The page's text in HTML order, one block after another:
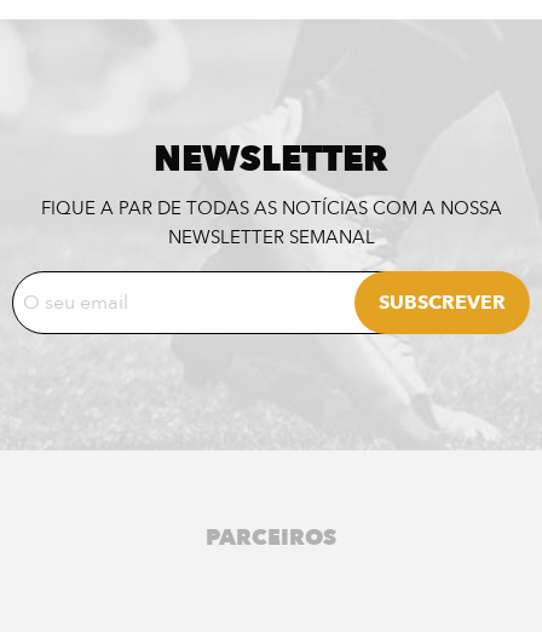
NEWSLETTER
FIQUE A PAR DE TODAS AS NOTÍCIAS COM A NOSSA
NEWSLETTER SEMANAL
PARCEIROS